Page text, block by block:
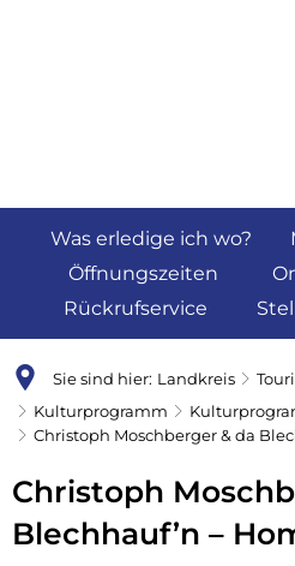
Was erledige ich wo?
Öffnungszeiten
Rückrufservice
Sie sind hier: Landkreis
Kulturprogramm
Christoph Moschberger & da
Christoph
Blechhauf’n –